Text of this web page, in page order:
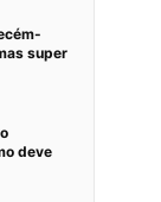
super
deve